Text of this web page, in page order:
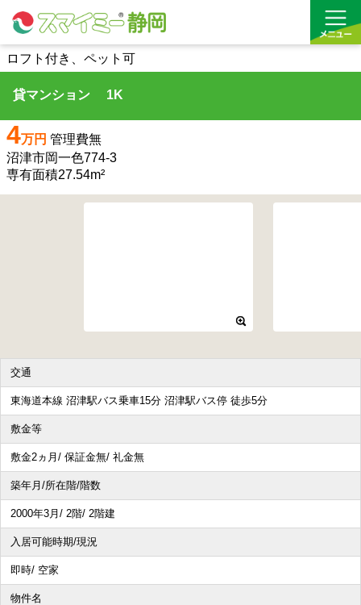
借りる
買う
お気に入り
その他、こだわり条件で探す
ロフト付き、ペット可
貸マンション 1K
4万円 管理費無
沼津市岡一色774-3
専有面積27.54m²
交通
東海道本線 沼津駅バス乗車15分 沼津駅バス停 徒歩5分
敷金等
敷金2ヵ月/ 保証金無/ 礼金無
築年月/所在階/階数
2000年3月/ 2階/ 2階建
入居可能時期/現況
即時/ 空家
物件名